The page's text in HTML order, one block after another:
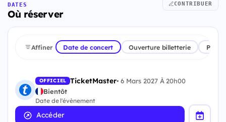
DATES
Où réserver
CONTRIBUER
Affiner Date de concert Ouverture billetterie
OFFICIEL TicketMaster•6 Mars 2027 À 20h00
Bientôt
Date de l'évènement
Accéder